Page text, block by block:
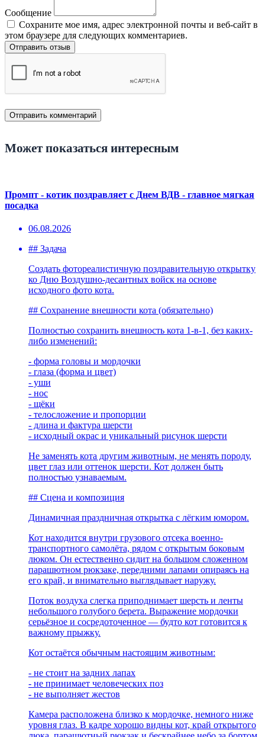
Сообщение
Сохраните мое имя, адрес электронной почты и веб-сайт в
этом браузере для следующих комментариев.
Отправить отзыв
Может показаться интересным
Промпт - котик поздравляет с Днем ВДВ - главное мягкая
посадка
06.08.2026
## Задача
Создать фотореалистичную поздравительную открытку
ко Дню Воздушно-десантных войск на основе
исходного фото кота.
## Сохранение внешности кота (обязательно)
Полностью сохранить внешность кота 1-в-1, без каких-
либо изменений:
- форма головы и мордочки
- глаза (форма и цвет)
- уши
- нос
- щёки
- телосложение и пропорции
- длина и фактура шерсти
- исходный окрас и уникальный рисунок шерсти
Не заменять кота другим животным, не менять породу,
цвет глаз или оттенок шерсти. Кот должен быть
полностью узнаваемым.
## Сцена и композиция
Динамичная праздничная открытка с лёгким юмором.
Кот находится внутри грузового отсека военно-
транспортного самолёта, рядом с открытым боковым
люком. Он естественно сидит на большом сложенном
парашютном рюкзаке, передними лапами опираясь на
его край, и внимательно выглядывает наружу.
Поток воздуха слегка приподнимает шерсть и ленты
небольшого голубого берета. Выражение мордочки
серьёзное и сосредоточенное — будто кот готовится к
важному прыжку.
Кот остаётся обычным настоящим животным:
- не стоит на задних лапах
- не принимает человеческих поз
- не выполняет жестов
Камера расположена близко к мордочке, немного ниже
уровня глаз. В кадре хорошо видны кот, край открытого